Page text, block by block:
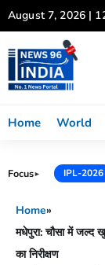
Skip
to
content
August 7, 2026 |
Home World
Focus► IPL-2026
Home»
मधेपुरा: चौसा में जल्द
का निरीक्षण